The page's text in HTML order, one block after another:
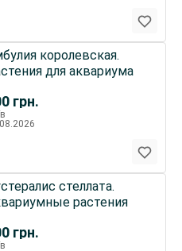
грн.
королевская.
для аквариума
грн.
стеллата.
растения